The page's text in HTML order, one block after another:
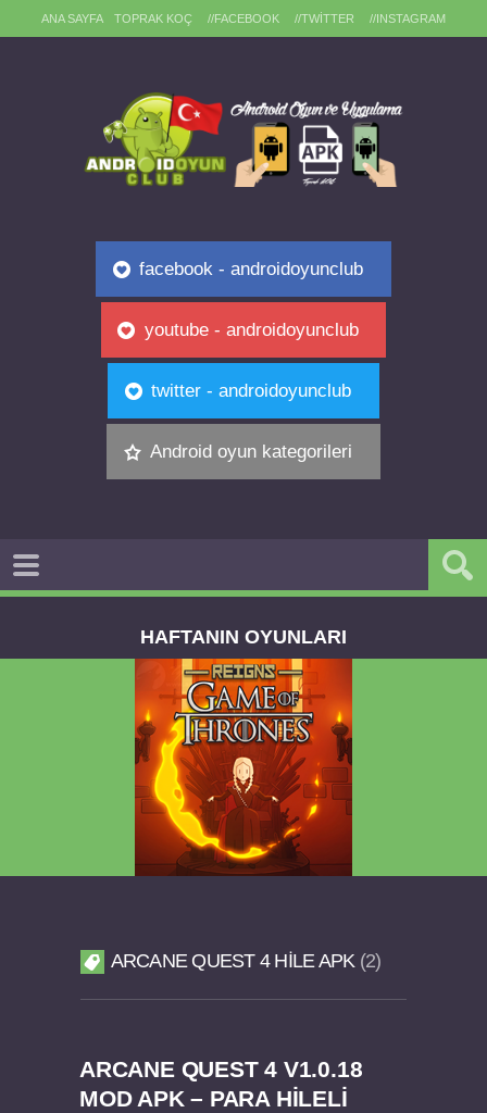
ANA SAYFA TOPRAK KOÇ //FACEBOOK //TWITTER //INSTAGRAM
facebook - androidoyunclub
youtube - androidoyunclub
twitter - androidoyunclub
Android oyun kategorileri
HAFTANIN OYUNLARI
ARCANE QUEST 4 HILE APK 2
ARCANE QUEST 4 V1.0.18
MOD APK – PARA HİLELİ